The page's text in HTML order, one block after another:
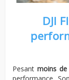
DJI
Pesantmoins